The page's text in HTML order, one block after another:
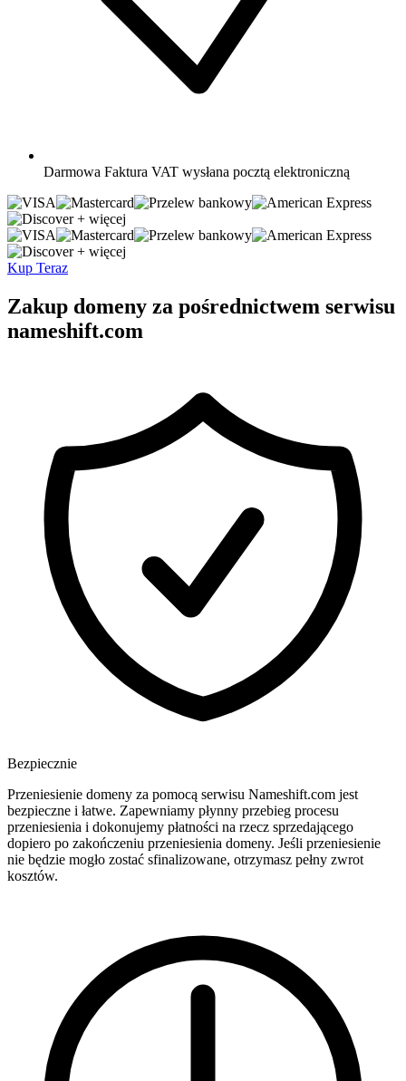
Darmowa Faktura VAT wysłana pocztą elektroniczną
+ więcej
+ więcej
Kup Teraz
Zakup domeny za pośrednictwem serwisu
nameshift.com
Bezpiecznie
Przeniesienie domeny za pomocą serwisu Nameshift.com jest
bezpieczne i łatwe. Zapewniamy płynny przebieg procesu
przeniesienia i dokonujemy płatności na rzecz sprzedającego
dopiero po zakończeniu przeniesienia domeny. Jeśli przeniesienie
nie będzie mogło zostać sfinalizowane, otrzymasz pełny zwrot
kosztów.